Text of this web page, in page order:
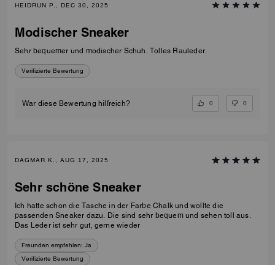
HEIDRUN P., DEC 30, 2025
Modischer Sneaker
Sehr bequemer und modischer Schuh. Tolles Rauleder.
Verifizierte Bewertung
War diese Bewertung hilfreich? 0 0
DAGMAR K., AUG 17, 2025
Sehr schöne Sneaker
Ich hatte schon die Tasche in der Farbe Chalk und wollte die
passenden Sneaker dazu. Die sind sehr bequem und sehen toll aus.
Das Leder ist sehr gut, gerne wieder
Freunden empfehlen: Ja
Verifizierte Bewertung